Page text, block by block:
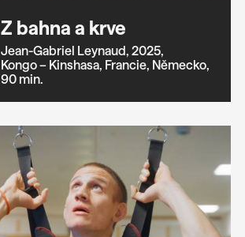
Z bahna a krve
Jean-Gabriel Leynaud, 2025,
Kongo – Kinshasa, Francie, Německo,
90 min.